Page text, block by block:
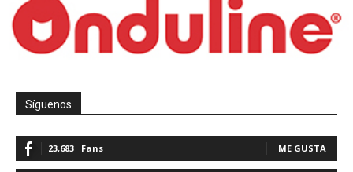
Síguenos
23,683 Fans ME GUSTA